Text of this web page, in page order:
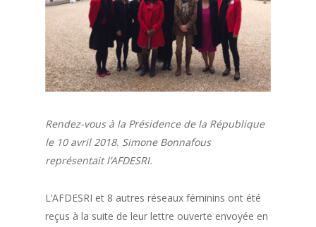
Rendez-vous à la Présidence de la République
le 10 avril 2018. Simone Bonnafous
représentait l’AFDESRI.
L’AFDESRI et 8 autres réseaux féminins ont été
reçus à la suite de leur lettre ouverte envoyée en